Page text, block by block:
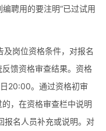
聘用的要注明“已过试用
岗位资格条件，对报名
馈资格审查结果。资格
20:00。通过资格初审
，在资格审查栏中说明
报名人员补充或说明。对